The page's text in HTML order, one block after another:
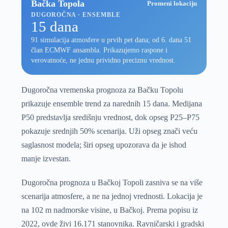
Bačka Topola Promeni lokaciju
DUGOROČNA · ENSEMBLE
15 dana
91 simulacija atmosfere u prvih pet dana; od 6. dana 51
član ECMWF ansambla. Prikazujemo raspone i
verovatnoće, ne jednu prividno preciznu vrednost.
Dugoročna vremenska prognoza za Bačku Topolu
prikazuje ensemble trend za narednih 15 dana. Medijana
P50 predstavlja središnju vrednost, dok opseg P25–P75
pokazuje srednjih 50% scenarija. Uži opseg znači veću
saglasnost modela; širi opseg upozorava da je ishod
manje izvestan.
Dugoročna prognoza u Bačkoj Topoli zasniva se na više
scenarija atmosfere, a ne na jednoj vrednosti. Lokacija je
na 102 m nadmorske visine, u Bačkoj. Prema popisu iz
2022, ovde živi 16.171 stanovnika. Ravničarski i gradski